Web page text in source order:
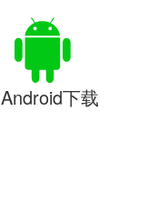
Android下载